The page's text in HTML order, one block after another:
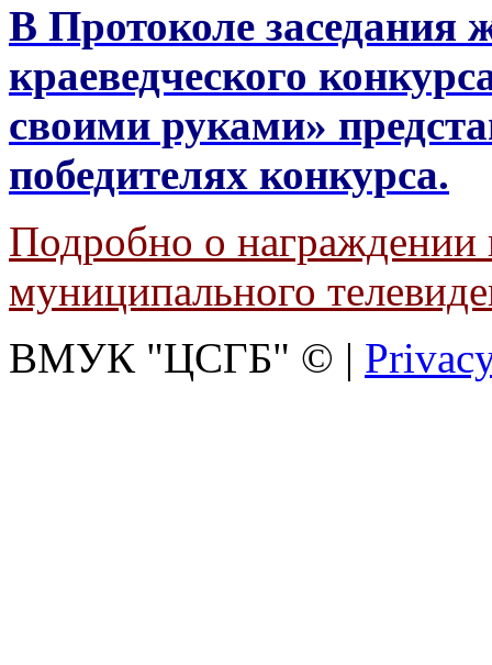
В Протоколе заседания
краеведческого
своими руками»
победителях конкурса.
Подробно о награждении
муниципального
ВМУК "ЦСГБ" © |